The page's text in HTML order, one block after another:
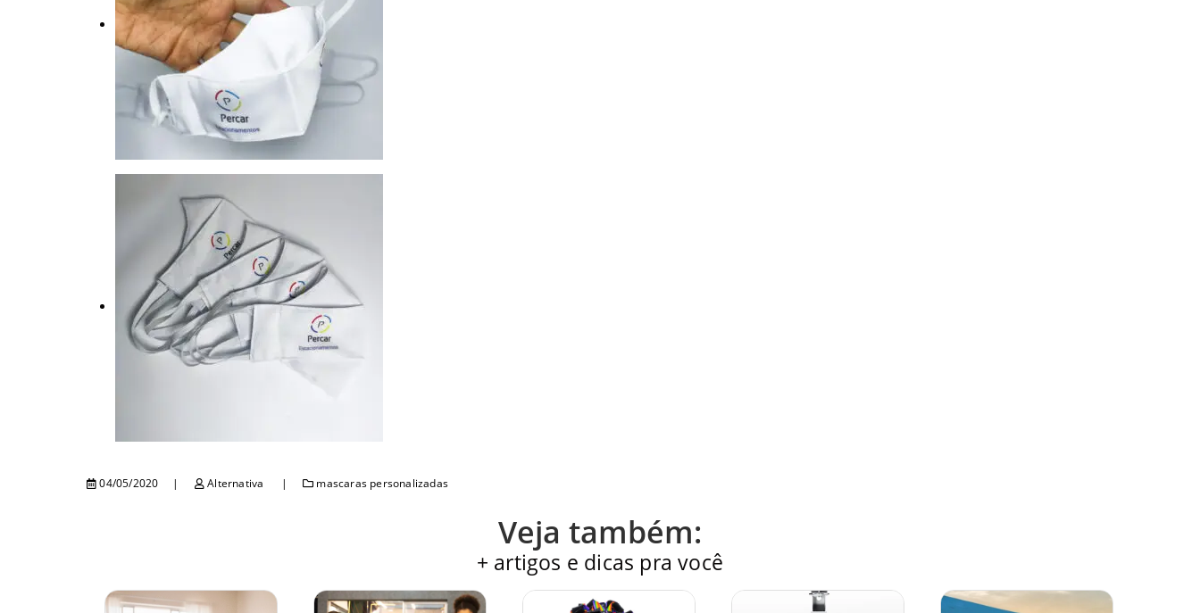
04/05/2020 Alternativa mascaras personalizadas
Veja também:
+ artigos e dicas pra você